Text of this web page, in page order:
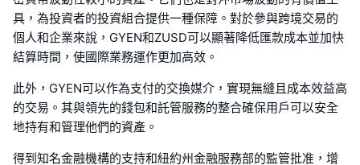
具，為投資者的投資組合提供一種保障。對於參與跨境交易的
個人和企業來說，GYEN和ZUSD可以顯著降低匯款成本並加快
結算時間，使國際業務運作更加高效。
此外，GYEN可以作為支付的交換媒介，實現無縫且成本效益高
的交易。其與領先的錢包和託管服務的整合確保用戶可以安全
地持有和管理他們的資產。
得到知名金融機構的支持和紐約州金融服務部的監管批准，增